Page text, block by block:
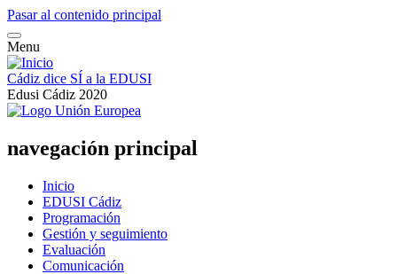
Pasar al contenido principal
Menu
Cádiz dice SÍ a la EDUSI
Edusi Cádiz 2020
navegación principal
Inicio
EDUSI Cádiz
Programación
Gestión y seguimiento
Evaluación
Comunicación